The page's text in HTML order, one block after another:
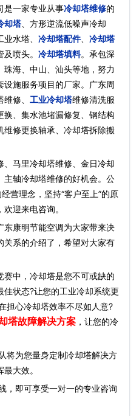
一家专业从事冷却塔维修的
却塔 、方形逆流低噪声冷却
水塔、 冷却塔配件、 冷却塔
喷头。 冷却塔填料。承包深
海、中山、汕头等地，努力
施服务项目的厂家。广东周
修、 工业冷却塔维修清洗服
、集水池堵漏修复、钢结构
维修更换轴承、冷却塔拆除搬
马里冷却塔维修、金日冷却
主轴冷却塔维修的好机会。公
营理念，坚持“客户至上”的原
迎来电咨询。
东康明节能空调为大家带来决
关系的介绍了，希望对大家有
中，冷却塔是您不可或缺的
状态?让您的工业冷却系统更
担心冷却塔效率不尽如人意?
塔故障解决方案 ，让您的冷
将为您量身定制冷却塔解决方
大效。
，即可享受一对一的专业咨询